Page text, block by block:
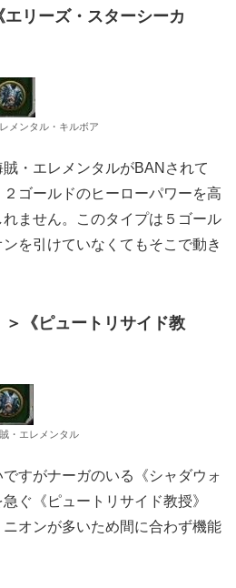
エリーズ・スターシーカ
メンタル・キルボア
・エレメンタルがBANされて
ゴールドのヒーローパワーを高
ません。このタイプは５ゴール
を引けていなくてもそこで動き
＞《ピュートリサイド教
・エレメンタル
すがナーガのいる《シャダウォ
ぐ《ピュートリサイド教授》
オンが多いため間に合わず機能